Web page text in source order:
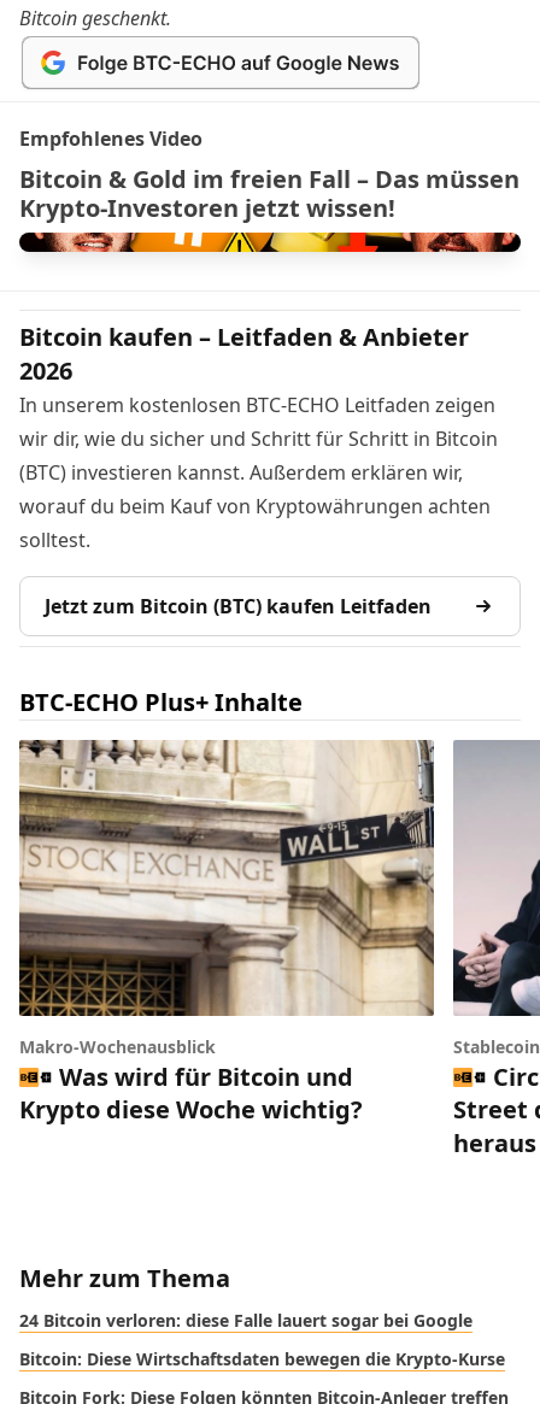
Bitcoin geschenkt.
Empfohlenes Video
Bitcoin & Gold im freien Fall – Das müssen
Krypto-Investoren jetzt wissen!
Bitcoin kaufen – Leitfaden & Anbieter
2026
In unserem kostenlosen BTC-ECHO Leitfaden zeigen
wir dir, wie du sicher und Schritt für Schritt in Bitcoin
(BTC) investieren kannst. Außerdem erklären wir,
worauf du beim Kauf von Kryptowährungen achten
solltest.
Jetzt zum Bitcoin (BTC) kaufen Leitfaden
BTC-ECHO Plus+ Inhalte
Makro-Wochenausblick
Was wird für Bitcoin und
Krypto diese Woche wichtig?
Street
heraus
Mehr zum Thema
24 Bitcoin verloren: diese Falle lauert sogar bei Google
Bitcoin: Diese Wirtschaftsdaten bewegen die Krypto-Kurse
Bitcoin Fork: Diese Folgen könnten Bitcoin-Anleger treffen